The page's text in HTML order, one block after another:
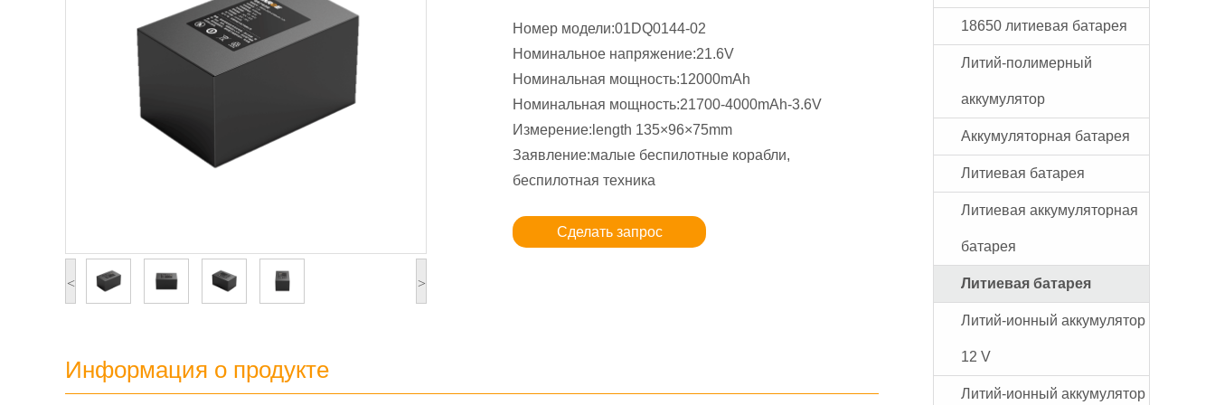
Номер модели:01DQ0144-02
Номинальное напряжение:21.6V
Номинальная мощность:12000mAh
Номинальная мощность:21700-4000mAh-3.6V
Измерение:length 135×96×75mm
Заявление:малые беспилотные корабли,
беспилотная техника
Сделать запрос
< >
Информация о продукте
18650 литиевая батарея
Литий-полимерный
аккумулятор
Аккумуляторная батарея
Литиевая батарея
Литиевая аккумуляторная
батарея
Литиевая батарея
Литий-ионный аккумулятор
12 V
Литий-ионный аккумулятор